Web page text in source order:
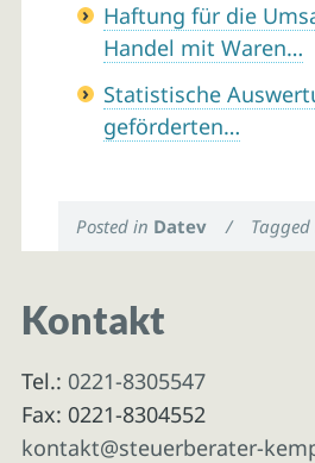
Haftung für die
Handel mit Waren…
Statistische
geförderten…
Posted in Datev / Tagged
Kontakt
Tel.: 0221-8305547
Fax: 0221-8304552
kontakt@steuerberater-